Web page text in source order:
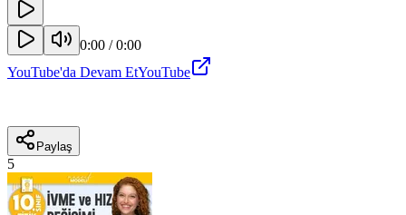
0:00 /0:00
YouTube'da Devam EtYouTube
Paylaş
5